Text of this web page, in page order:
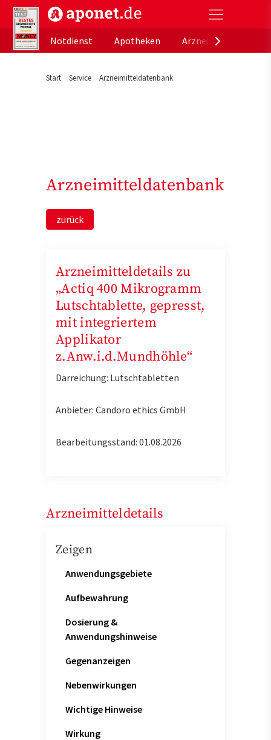
aponet.de - Das offizielle Gesundheitsportal der
Notdienst
Apotheken
Start Service Arzneimitteldatenbank
Arzneimitteldatenbank
zurück
Arzneimitteldetails zu
„Actiq 400 Mikrogramm
Lutschtablette, gepresst,
mit integriertem
Applikator
z.Anw.i.d.Mundhöhle“
Darreichung: Lutschtabletten
Anbieter: Candoro ethics GmbH
Bearbeitungsstand: 01.08.2026
Arzneimitteldetails
Zeigen
Anwendungsgebiete
Aufbewahrung
Dosierung &
Anwendungshinweise
Gegenanzeigen
Nebenwirkungen
Wichtige Hinweise
Wirkung